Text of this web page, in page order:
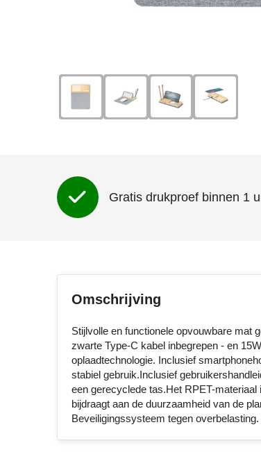
Gratis drukproef binnen 1
Omschrijving
Stijlvolle en functionele opvouwbare mat
zwarte Type-C kabel inbegrepen - en
oplaadtechnologie. Inclusief
stabiel gebruik.Inclusief
een gerecyclede tas.Het RPET-
bijdraagt aan de duurzaamheid van de
Beveiligingssysteem tegen